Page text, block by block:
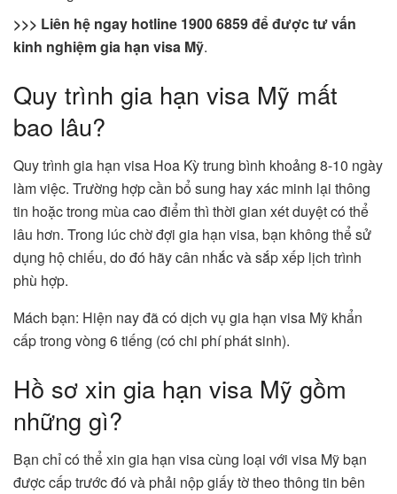
>>> Liên hệ ngay hotline 1900 6859 để được tư vấn
kinh nghiệm gia hạn visa Mỹ.
Quy trình gia hạn visa Mỹ mất
bao lâu?
Quy trình gia hạn visa Hoa Kỳ trung bình khoảng 8-10 ngày
làm việc. Trường hợp cần bổ sung hay xác minh lại thông
tin hoặc trong mùa cao điểm thì thời gian xét duyệt có thể
lâu hơn. Trong lúc chờ đợi gia hạn visa, bạn không thể sử
dụng hộ chiếu, do đó hãy cân nhắc và sắp xếp lịch trình
phù hợp.
Mách bạn: Hiện nay đã có dịch vụ gia hạn visa Mỹ khẩn
cấp trong vòng 6 tiếng (có chi phí phát sinh).
Hồ sơ xin gia hạn visa Mỹ gồm
những gì?
Bạn chỉ có thể xin gia hạn visa cùng loại với visa Mỹ bạn
được cấp trước đó và phải nộp giấy tờ theo thông tin bên